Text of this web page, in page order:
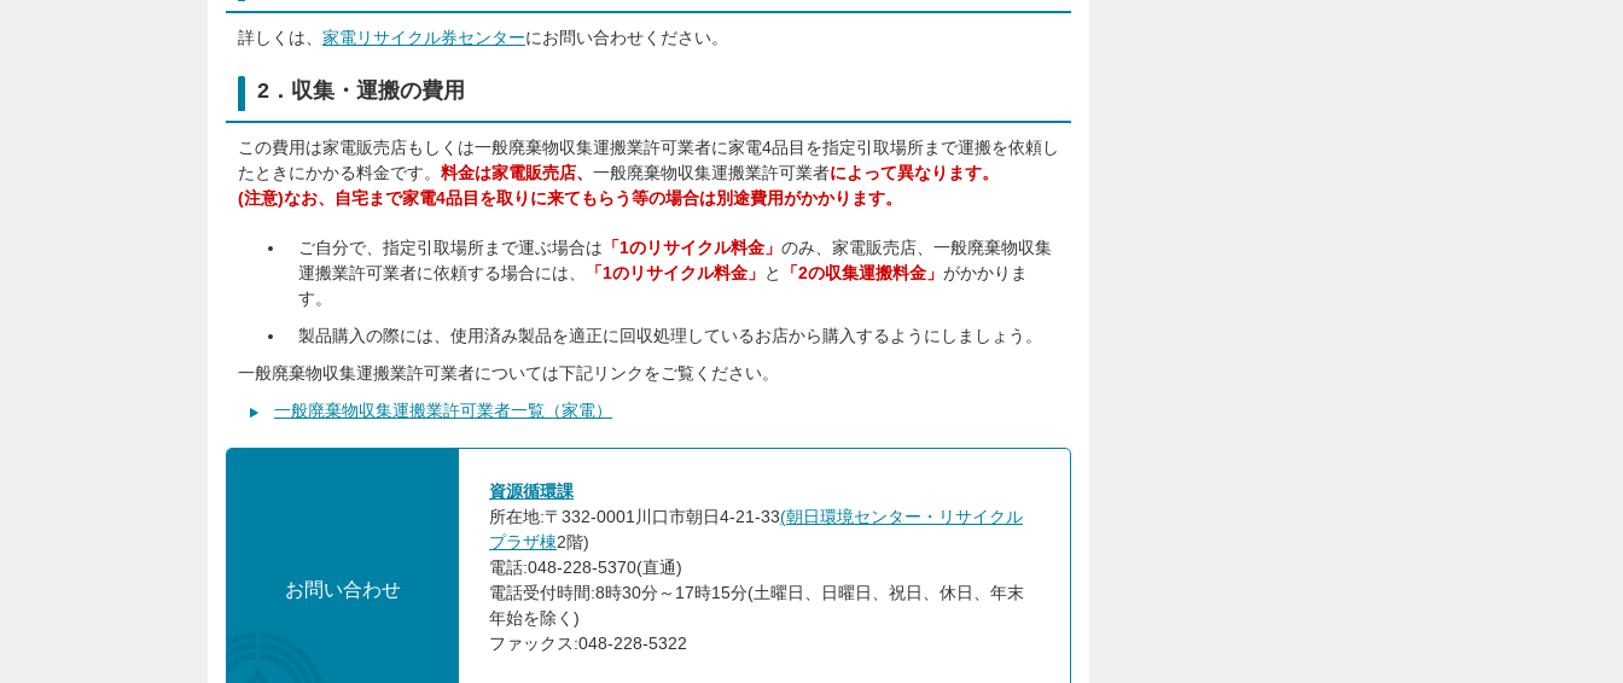
詳しくは、 家電リサイクル券センターにお問い合わせください。
2．収集・運搬の費用
この費用は家電販売店もしくは一般廃棄物収集運搬業許可業者に家電4品目を指定引取場所まで運搬を依頼し
たときにかかる料金です。 料金は家電販売店、 一般廃棄物収集運搬業許可業者によって異なります。
(注意)なお、自宅まで家電4品目を取りに来てもらう等の場合は別途費用がかかります。
ご自分で、指定引取場所まで運ぶ場合は 「1のリサイクル料金」のみ、家電販売店、一般廃棄物収集
運搬業許可業者に依頼する場合には、
「1のリサイクル料金」 と 「2の収集運搬料金」がかかりま
す。
製品購入の際には、使用済み製品を適正に回収処理しているお店から購入するようにしましょう。
一般廃棄物収集運搬業許可業者については下記リンクをご覧ください。
一般廃棄物収集運搬業許可業者一覧（家電）
お問い合わせ
資源循環課
所在地:〒332-0001川口市朝日4-21-33(朝日環境センター・リサイクル
プラザ棟2階)
電話:048-228-5370(直通)
電話受付時間:8時30分～17時15分(土曜日、日曜日、祝日、休日、年末
年始を除く)
ファックス:048-228-5322